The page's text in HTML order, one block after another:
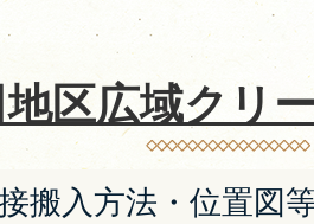
区広域クリ
搬入方法・位置図